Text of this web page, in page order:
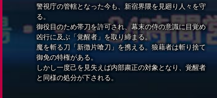
警視庁の管轄となった今も、新宿界隈を見廻り人々を守
る。
御役目のため帯刀を許可され、幕末の侍の意識に目覚め
凶行に及ぶ「覚醒者」を取り締まる。
魔を斬る刀「新徴片喰刀」を携える。狼藉者は斬り捨て
御免の特権がある。
しかし一度己を見失えば内部粛正の対象となり、覚醒者
と同様の処分が下される。